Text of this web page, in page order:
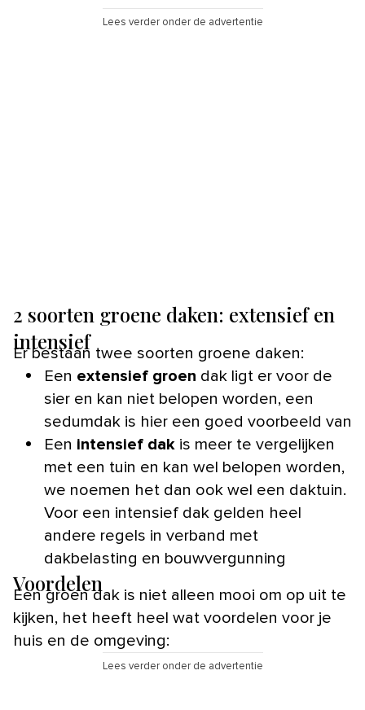
Lees verder onder de advertentie
2 soorten groene daken: extensief en
intensief
Er bestaan twee soorten groene daken:
Een extensief groen dak ligt er voor de
sier en kan niet belopen worden, een
sedumdak is hier een goed voorbeeld van
Een intensief dak is meer te vergelijken
met een tuin en kan wel belopen worden,
we noemen het dan ook wel een daktuin.
Voor een intensief dak gelden heel
andere regels in verband met
dakbelasting en bouwvergunning
Voordelen
Een groen dak is niet alleen mooi om op uit te
kijken, het heeft heel wat voordelen voor je
huis en de omgeving:
Lees verder onder de advertentie